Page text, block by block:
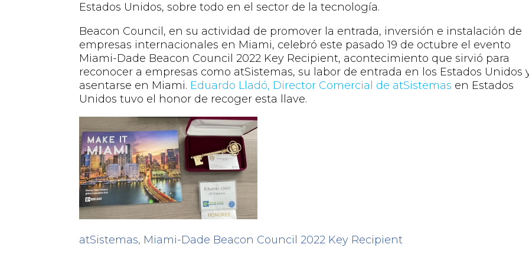
Estados Unidos, sobre todo en el sector de la tecnología.
Beacon Council, en su actividad de promover la entrada, inversión e instalación de
empresas internacionales en Miami, celebró este pasado 19 de octubre el evento
Miami-Dade Beacon Council 2022 Key Recipient, acontecimiento que sirvió para
reconocer a empresas como atSistemas, su labor de entrada en los Estados Unidos
asentarse en Miami. Eduardo Lladó, Director Comercial de atSistemas en Estados
Unidos tuvo el honor de recoger esta llave.
atSistemas, Miami-Dade Beacon Council 2022 Key Recipient